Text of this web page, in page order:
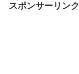
スポンサーリンク